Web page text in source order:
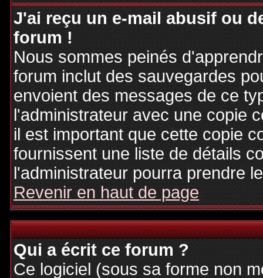
J'ai reçu un e-mail abusif ou
forum !
Nous sommes peinés
forum inclut des sauvegardes
envoient des messages de ce
l'administrateur avec une copie
il est important que cette copie
fournissent une liste de détails
l'administrateur pourra prendre
Revenir en haut de page
Qui a écrit ce forum ?
Ce logiciel (sous sa forme non